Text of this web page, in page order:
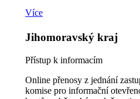
Více
Jihomoravský kraj
Přístup k informacím
Online přenosy z jednání
komise pro informační